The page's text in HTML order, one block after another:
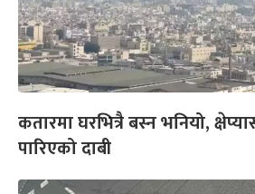
कतारमा घरभित्रै बस्न भनियो,
पारिएको दाबी